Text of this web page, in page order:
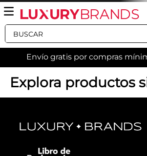
Buscar
Envío gratis por compras
adolfo-dominguez-aretes-mujer-
2593425951
OOPS!